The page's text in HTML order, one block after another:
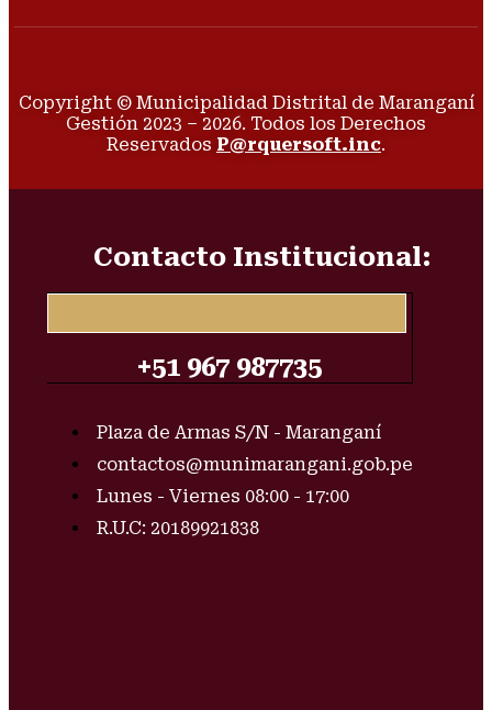
Copyright © Municipalidad Distrital de Maranganí
Gestión 2023 – 2026. Todos los Derechos
Reservados P@rquersoft.inc.
Contacto Institucional:
+51 967 987735
Plaza de Armas S/N - Maranganí
contactos@munimarangani.gob.pe
Lunes - Viernes 08:00 - 17:00
R.U.C: 20189921838